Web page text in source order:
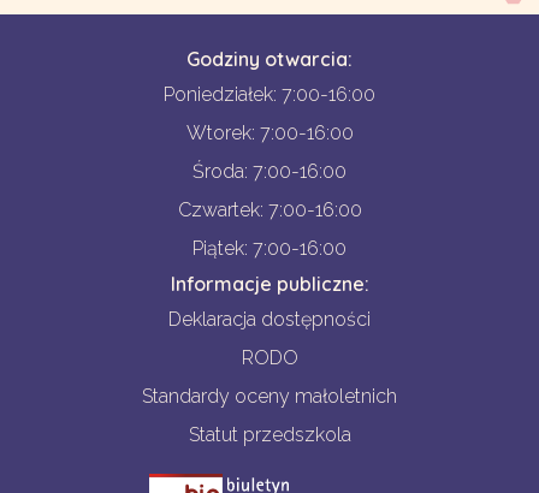
Godziny otwarcia:
Poniedziałek: 7:00-16:00
Wtorek: 7:00-16:00
Środa: 7:00-16:00
Czwartek: 7:00-16:00
Piątek: 7:00-16:00
Informacje publiczne:
Deklaracja dostępności
RODO
Standardy oceny małoletnich
Statut przedszkola